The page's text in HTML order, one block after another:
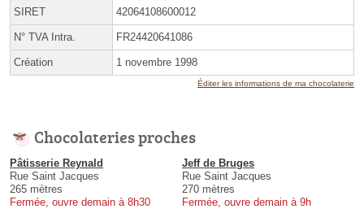
SIRET 42064108600012
N° TVA Intra. FR24420641086
Création 1 novembre 1998
Éditer les informations de ma chocolaterie
Chocolateries proches
Pâtisserie Reynald
Rue Saint Jacques
265 mètres
Fermée, ouvre demain à 8h30
Jeff de Bruges
Rue Saint Jacques
270 mètres
Fermée, ouvre demain à 9h